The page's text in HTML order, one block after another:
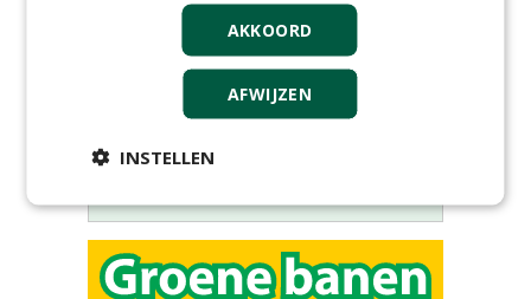
AKKOORD
AFWIJZEN
INSTELLEN